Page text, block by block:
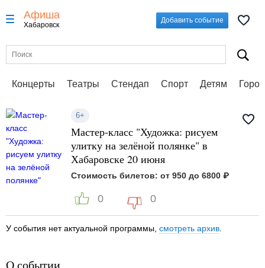
Афиша
Хабаровск
Добавить событие
Концерты Театры Стендап Спорт Детям
6+
Мастер-класс "Художка: рисуем
улитку на зелёной полянке" в
Хабаровске 20 июня
Стоимость билетов: от 950 до 6800 ₽
0 0
У события нет актуальной программы, смотреть архив
О событии